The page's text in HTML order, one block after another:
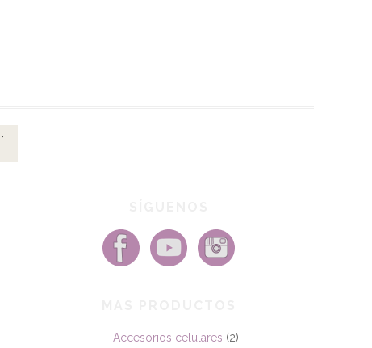
Accesorios celulares (2)